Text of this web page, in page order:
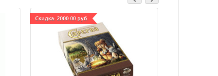
Cкидка: 2000.00 руб.